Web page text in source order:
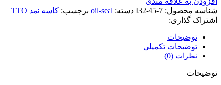
شناسه محصول: I32-45-7 دسته: oil-seal برچسب: کاسه نمد TTO
اشتراک گذاری:
توضیحات
توضیحات تکمیلی
نظرات (0)
توضیحات